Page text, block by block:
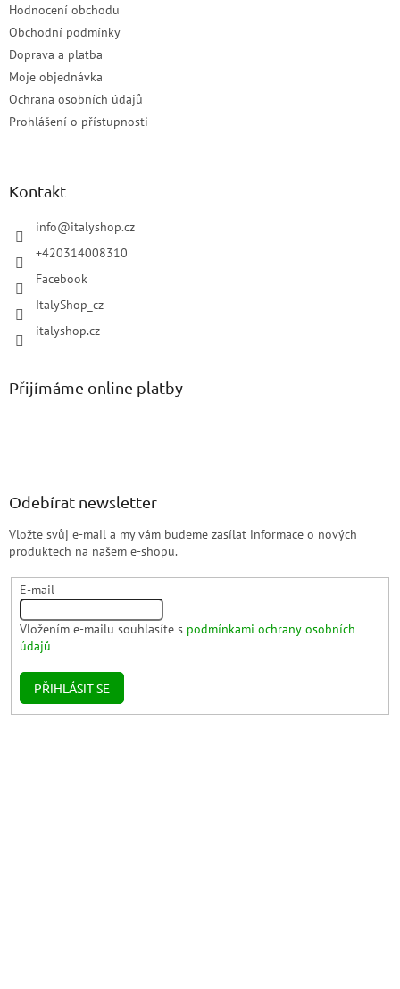
Hodnocení obchodu
Obchodní podmínky
Doprava a platba
Moje objednávka
Ochrana osobních údajů
Prohlášení o přístupnosti
Kontakt
info@italyshop.cz
+420314008310
Facebook
ItalyShop_cz
italyshop.cz
Přijímáme online platby
Odebírat newsletter
Vložte svůj e-mail a my vám budeme zasílat informace o nových
produktech na našem e-shopu.
E-mail
Vložením e-mailu souhlasíte s podmínkami ochrany osobních
údajů
PŘIHLÁSIT SE